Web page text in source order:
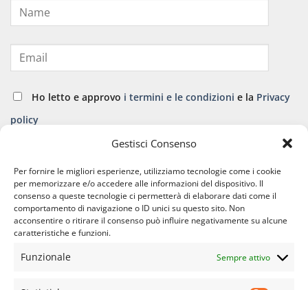
Gestisci Consenso
Per fornire le migliori esperienze, utilizziamo tecnologie come i cookie
per memorizzare e/o accedere alle informazioni del dispositivo. Il
consenso a queste tecnologie ci permetterà di elaborare dati come il
comportamento di navigazione o ID unici su questo sito. Non
acconsentire o ritirare il consenso può influire negativamente su alcune
caratteristiche e funzioni.
Funzionale Sempre attivo
Ho letto e approvo i termini e le condizioni e la Privacy
policy